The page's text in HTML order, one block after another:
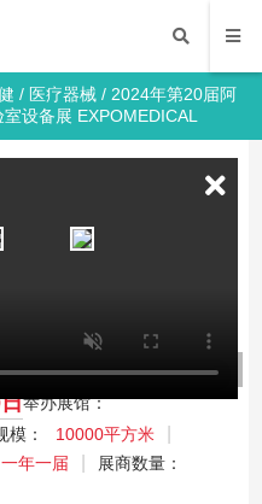
/ 医疗器械 / 2024年第20届阿
设备展 EXPOMEDICAL
医疗器械 国际展会
举办展馆：
模：
10000平方米
一年一届
展商数量：